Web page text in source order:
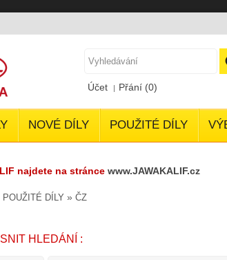
Účet Přání (0)
NOVÉ DÍLY POUŽITÉ DÍLY
najdete na stránce www.JAWAKALIF.cz
POUŽITÉ DÍLY » ČZ
HLEDÁNÍ :